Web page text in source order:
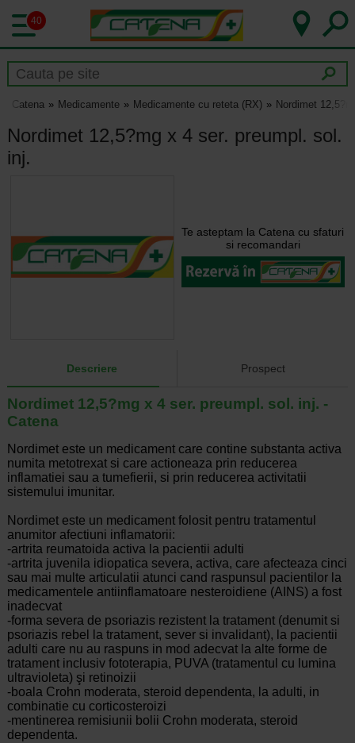
40
Catena Medicamente Medicamente cu reteta (RX) Nordimet
Nordimet 12,5?mg x 4 ser. preumpl. sol.
inj.
Te asteptam la Catena cu sfaturi
si recomandari
Descriere Prospect
Nordimet 12,5?mg x 4 ser. preumpl. sol. inj. -
Catena
Nordimet este un medicament care contine substanta activa
numita metotrexat si care actioneaza prin reducerea
inflamatiei sau a tumefierii, si prin reducerea activitatii
sistemului imunitar.
Nordimet este un medicament folosit pentru tratamentul
anumitor afectiuni inflamatorii:
-artrita reumatoida activa la pacientii adulti
-artrita juvenila idiopatica severa, activa, care afecteaza cinci
sau mai multe articulatii atunci cand raspunsul pacientilor la
medicamentele antiinflamatoare nesteroidiene (AINS) a fost
inadecvat
-forma severa de psoriazis rezistent la tratament (denumit si
psoriazis rebel la tratament, sever si invalidant), la pacientii
adulti care nu au raspuns in mod adecvat la alte forme de
tratament inclusiv fototerapia, PUVA (tratamentul cu lumina
ultravioleta) şi retinoizii
-boala Crohn moderata, steroid dependenta, la adulti, in
combinatie cu corticosteroizi
-mentinerea remisiunii bolii Crohn moderata, steroid
dependenta.